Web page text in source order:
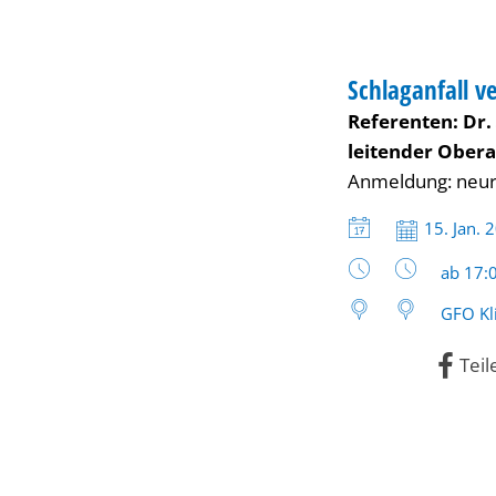
Schlaganfall
Referenten:
leitender
Anmeldung:
Datum:
15. Jan.
Uhrzeit:
ab
GFO